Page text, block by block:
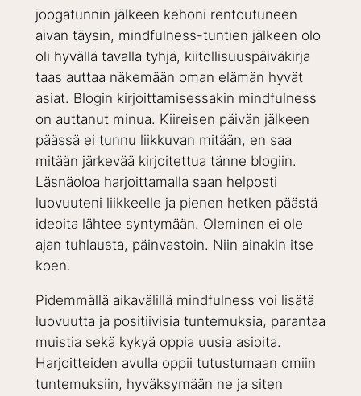
joogatunnin jälkeen kehoni rentoutuneen
aivan täysin, mindfulness-tuntien jälkeen olo
oli hyvällä tavalla tyhjä, kiitollisuuspäiväkirja
taas auttaa näkemään oman elämän hyvät
asiat. Blogin kirjoittamisessakin mindfulness
on auttanut minua. Kiireisen päivän jälkeen
päässä ei tunnu liikkuvan mitään, en saa
mitään järkevää kirjoitettua tänne blogiin.
Läsnäoloa harjoittamalla saan helposti
luovuuteni liikkeelle ja pienen hetken päästä
ideoita lähtee syntymään. Oleminen ei ole
ajan tuhlausta, päinvastoin. Niin ainakin itse
koen.
Pidemmällä aikavälillä mindfulness voi lisätä
luovuutta ja positiivisia tuntemuksia, parantaa
muistia sekä kykyä oppia uusia asioita.
Harjoitteiden avulla oppii tutustumaan omiin
tuntemuksiin, hyväksymään ne ja siten